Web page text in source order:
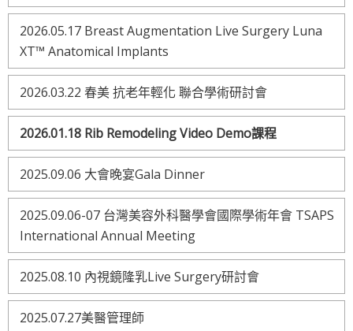
2026.05.17 Breast Augmentation Live Surgery Luna
XT™ Anatomical Implants
2026.03.22 春美 抗老年輕化 聯合學術研討會
2026.01.18 Rib Remodeling Video Demo課程
2025.09.06 大會晚宴Gala Dinner
2025.09.06-07 台灣美容外科醫學會國際學術年會 TSAPS
International Annual Meeting
2025.08.10 內視鏡隆乳Live Surgery研討會
2025.07.27美醫管理師